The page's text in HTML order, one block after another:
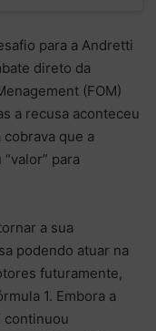
para a Andretti
direto da
(FOM)
a recusa aconteceu
que a
para
a sua
podendo atuar na
futuramente,
1. Embora a
continuou